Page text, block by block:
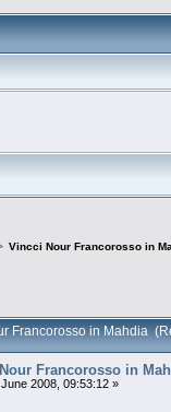
Vincci Nour Francorosso in
Francorosso in Mahdia
Francorosso in
2008, 09:53:12 »